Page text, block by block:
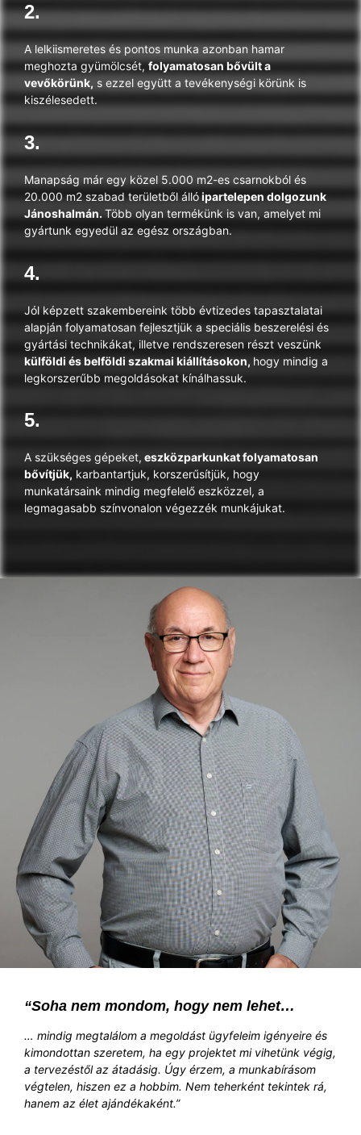
2.
A lelkiismeretes és pontos munka azonban hamar
meghozta gyümölcsét, folyamatosan bővült a
vevőkörünk, s ezzel együtt a tevékenységi körünk is
kiszélesedett.
3.
Manapság már egy közel 5.000 m2-es csarnokból és
20.000 m2 szabad területből állóipartelepen dolgozunk
Jánoshalmán. Több olyan termékünk is van, amelyet mi
gyártunk egyedül az egész országban.
4.
Jól képzett szakembereink több évtizedes tapasztalatai
alapján folyamatosan fejlesztjük a speciális beszerelési és
gyártási technikákat, illetve rendszeresen részt veszünk
külföldi és belföldi szakmai kiállításokon, hogy mindig a
legkorszerűbb megoldásokat kínálhassuk.
5.
A szükséges gépeket, eszközparkunkat folyamatosan
bővítjük, karbantartjuk, korszerűsítjük, hogy
munkatársaink mindig megfelelő eszközzel, a
legmagasabb színvonalon végezzék munkájukat.
“Soha nem mondom, hogy nem lehet…
… mindig megtalálom a megoldást ügyfeleim igényeire és
kimondottan szeretem, ha egy projektet mi vihetünk végig,
a tervezéstől az átadásig. Úgy érzem, a munkabírásom
végtelen, hiszen ez a hobbim. Nem teherként tekintek rá,
hanem az élet ajándékaként.”